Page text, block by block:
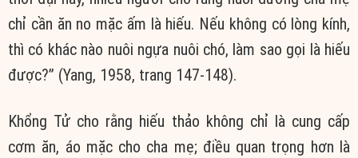
chỉ cần ăn no mặc ấm là hiếu. Nếu không có lòng kính,
thì có khác nào nuôi ngựa nuôi chó, làm sao gọi là hiếu
được?” (Yang, 1958, trang 147-148).
Khổng Tử cho rằng hiếu thảo không chỉ là cung cấp
cơm ăn, áo mặc cho cha mẹ; điều quan trọng hơn là